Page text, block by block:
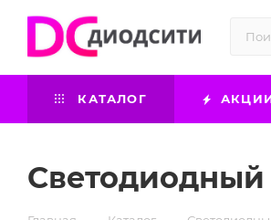
КАТАЛОГ
Светодиодный